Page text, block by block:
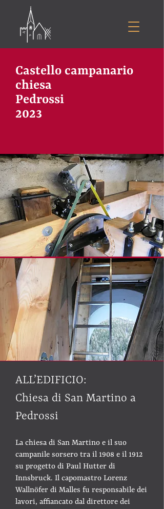
Castello campanario
chiesa
Pedrossi
2023
ALL’EDIFICIO:
​Chiesa di San Martino a
Pedrossi
La chiesa di San Martino e il suo
campanile sorsero tra il 1908 e il 1912
su progetto di Paul Hutter di
Innsbruck. Il capomastro Lorenz
Wallnöfer di Malles fu responsabile dei
lavori, affiancato dal direttore dei